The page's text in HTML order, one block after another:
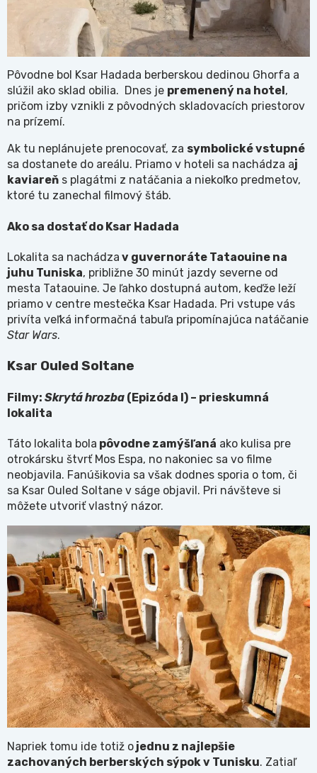
Pôvodne bol Ksar Hadada berberskou dedinou Ghorfa a
slúžil ako sklad obilia. Dnes je premenený na hotel ,
pričom izby vznikli z pôvodných skladovacích priestorov
na prízemí.
Ak tu neplánujete prenocovať, za symbolické vstupné
sa dostanete do areálu. Priamo v hoteli sa nachádza aj
kaviareň s plagátmi z natáčania a niekoľko predmetov,
ktoré tu zanechal filmový štáb.
Ako sa dostať do Ksar Hadada
Lokalita sa nachádza v guvernoráte Tataouine na
juhu Tuniska, približne 30 minút jazdy severne od
mesta Tataouine. Je ľahko dostupná autom, keďže leží
priamo v centre mestečka Ksar Hadada. Pri vstupe vás
privíta veľká informačná tabuľa pripomínajúca natáčanie
Star Wars.
Ksar Ouled Soltane
Filmy: Skrytá hrozba (Epizóda I) – prieskumná
lokalita
Táto lokalita bola pôvodne zamýšľaná ako kulisa pre
otrokársku štvrť Mos Espa, no nakoniec sa vo filme
neobjavila. Fanúšikovia sa však dodnes sporia o tom, či
sa Ksar Ouled Soltane v ságe objavil. Pri návšteve si
môžete utvoriť vlastný názor.
Napriek tomu ide totiž o jednu z najlepšie
zachovaných berberských sýpok v Tunisku. Zatiaľ